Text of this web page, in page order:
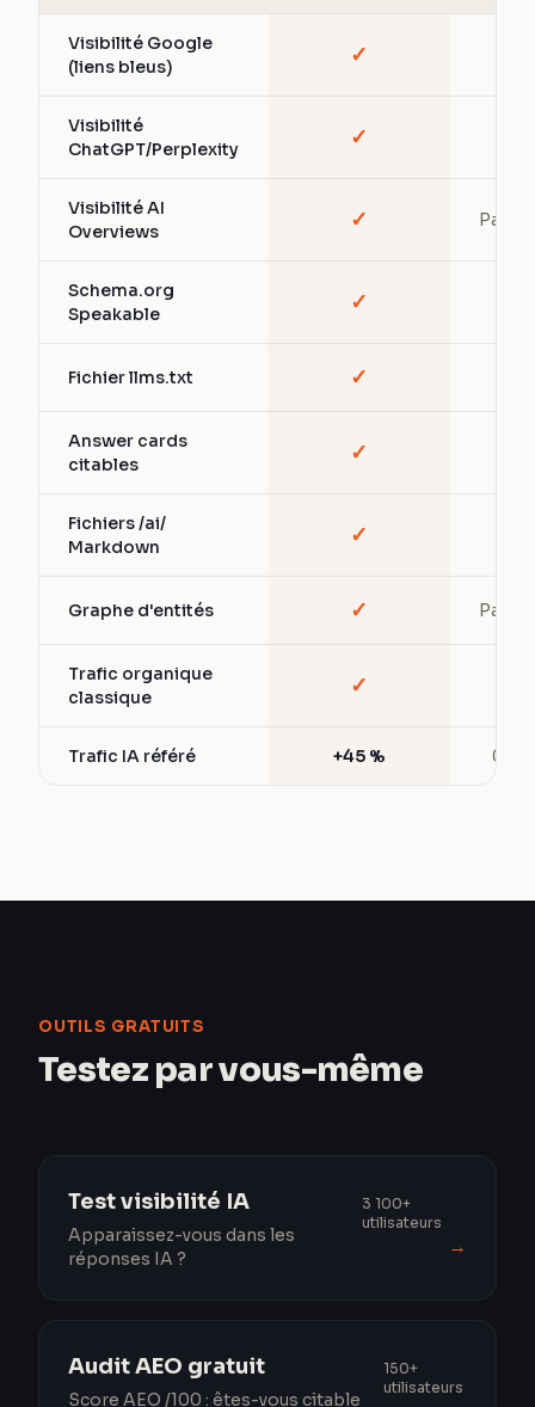
Visibilité Google
(liens bleus)
✓
Visibilité
ChatGPT/Perplexity
✓
Visibilité AI
Overviews
✓ Partiel
Schema.org
Speakable
✓
Fichier llms.txt ✓
Answer cards
citables
✓
Fichiers /ai/
Markdown
✓
Graphe d'entités ✓ Partiel
Trafic organique
classique
✓
Trafic IA référé +45 % 0 %
OUTILS GRATUITS
Testez par vous-même
Test visibilité IA
Apparaissez-vous dans les
réponses IA ?
3 100+
utilisateurs
→
Audit AEO gratuit
Score AEO /100 : êtes-vous citable
150+
utilisateurs